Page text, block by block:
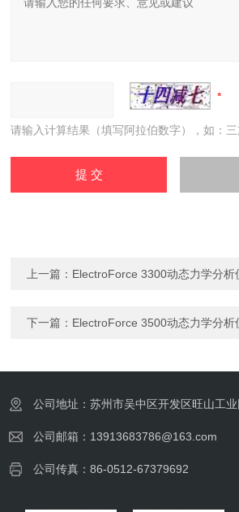
请输入计算结果（填写阿拉伯数字），如：
上一篇： ElectroForce 3300动态力学分析
下一篇： ElectroForce 3500动态力学分析
公司地址：苏州市吴中区开发区旺山工
公司邮箱：13913683786@163.com
公司传真：86-0512-67379692